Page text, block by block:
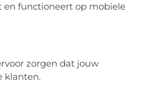
en functioneert op mobiele
zorgen dat jouw
klanten.